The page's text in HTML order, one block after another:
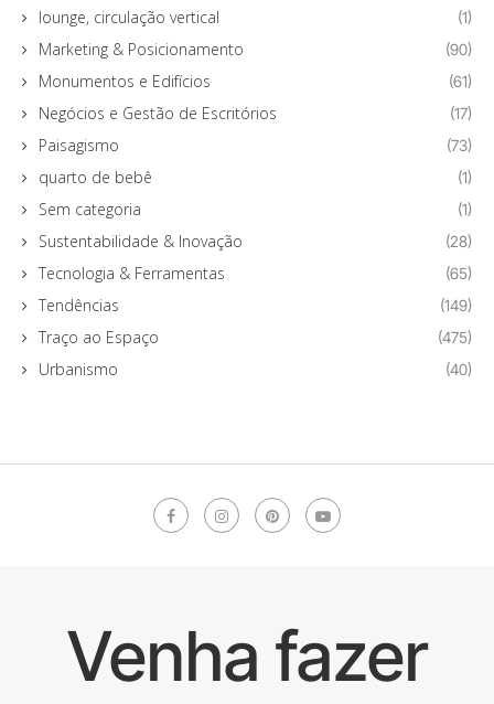
lounge, circulação vertical (1)
Marketing & Posicionamento (90)
Monumentos e Edifícios (61)
Negócios e Gestão de Escritórios (17)
Paisagismo (73)
quarto de bebê (1)
Sem categoria (1)
Sustentabilidade & Inovação (28)
Tecnologia & Ferramentas (65)
Tendências (149)
Traço ao Espaço (475)
Urbanismo (40)
Venha fazer